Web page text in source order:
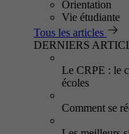
Orientation
Vie étudiante
Tous les articles
DERNIERS
Le CRPE : le
écoles
Comment se